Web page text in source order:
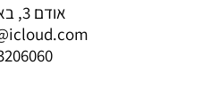
אודם 3, באר יעקב